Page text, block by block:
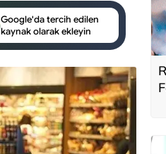
Google'da tercih edilen
kaynak olarak ekleyin